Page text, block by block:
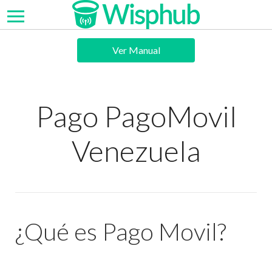
Ver Manual
Pago PagoMovil
Venezuela
¿Qué es Pago Movil?